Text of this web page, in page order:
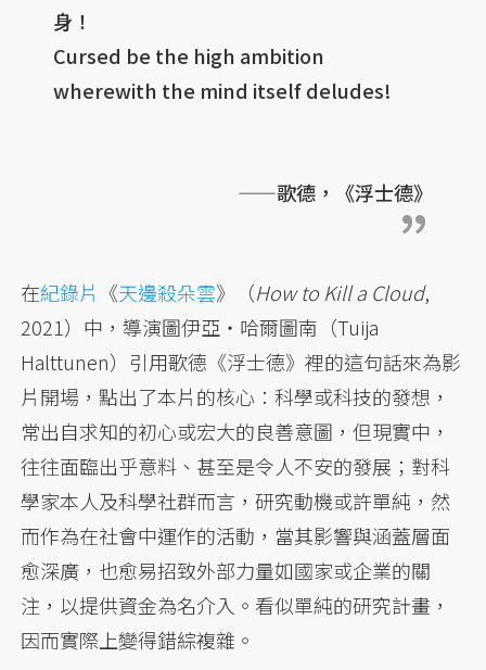
身！
Cursed be the high ambition
wherewith the mind itself deludes!
——歌德，《浮士德》
在紀錄片 《天邊殺朵雲》（How to Kill a Cloud,
2021）中，導演圖伊亞・哈爾圖南（Tuija
Halttunen）引用歌德《浮士德》裡的這句話來為影
片開場，點出了本片的核心：科學或科技的發想，
常出自求知的初心或宏大的良善意圖，但現實中，
往往面臨出乎意料、甚至是令人不安的發展；對科
學家本人及科學社群而言，研究動機或許單純，然
而作為在社會中運作的活動，當其影響與涵蓋層面
愈深廣，也愈易招致外部力量如國家或企業的關
注，以提供資金為名介入。看似單純的研究計畫，
因而實際上變得錯綜複雜。